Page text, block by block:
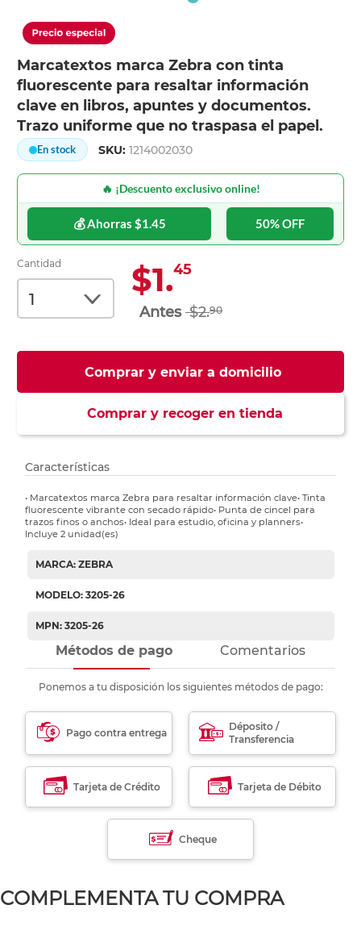
Marcatextos marca Zebra con tinta
fluorescente para resaltar información
clave en libros, apuntes y documentos.
Trazo uniforme que no traspasa el papel.
En stock SKU:1214002030
🔥 ¡Descuento exclusivo online!
💰 Ahorras $1.45 50% OFF
Cantidad $1.45
$2.90
Comprar y enviar a domicilio
Comprar y recoger en tienda
Características
• Marcatextos marca Zebra para resaltar información clave• Tinta
fluorescente vibrante con secado rápido• Punta de cincel para
trazos finos o anchos• Ideal para estudio, oficina y planners•
Incluye 2 unidad(es)
MARCA: ZEBRA
MODELO: 3205-26
MPN: 3205-26
Métodos de pago Comentarios
Ponemos a tu disposición los siguientes métodos de pago:
Pago contra entrega
Déposito /
Transferencia
Tarjeta de Crédito Tarjeta de Débito
Cheque
COMPLEMENTA TU COMPRA